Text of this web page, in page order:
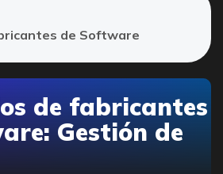
Gestión de Tareas
de Software
de fabricantes
Gestión de